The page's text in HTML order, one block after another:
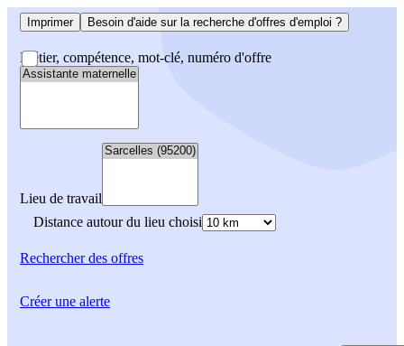
Imprimer Besoin d'aide sur la recherche d'offres d'emploi ?
Métier, compétence, mot-clé, numéro d'offre
Lieu de travail
Distance autour du lieu choisi
Rechercherdes offres
Créer une alerte